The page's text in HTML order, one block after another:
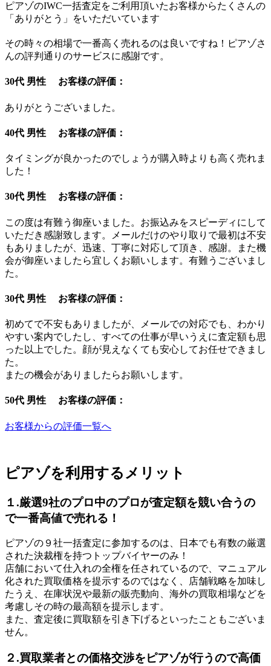
ピアゾのIWC一括査定をご利用頂いたお客様からたくさんの
「ありがとう」をいただいています
その時々の相場で一番高く売れるのは良いですね！ピアゾさ
んの評判通りのサービスに感謝です。
30代 男性 お客様の評価：
ありがとうございました。
40代 男性 お客様の評価：
タイミングが良かったのでしょうが購入時よりも高く売れま
した！
30代 男性 お客様の評価：
この度は有難う御座いました。お振込みをスピーディにして
いただき感謝致します。メールだけのやり取りで最初は不安
もありましたが、迅速、丁寧に対応して頂き、感謝。また機
会が御座いましたら宜しくお願いします。有難うございまし
た。
30代 男性 お客様の評価：
初めてで不安もありましたが、メールでの対応でも、わかり
やすい案内でしたし、すべての仕事が早いうえに査定額も思
った以上でした。顔が見えなくても安心してお任せできまし
た。
またの機会がありましたらお願いします。
50代 男性 お客様の評価：
お客様からの評価一覧へ
ピアゾを利用するメリット
１.厳選9社のプロ中のプロが査定額を競い合うの
で一番高値で売れる！
ピアゾの９社一括査定に参加するのは、日本でも有数の厳選
された決裁権を持つトップバイヤーのみ！
店舗において仕入れの全権を任されているので、マニュアル
化された買取価格を提示するのではなく、店舗戦略を加味し
たうえ、在庫状況や最新の販売動向、海外の買取相場などを
考慮しその時の最高額を提示します。
また、査定後に買取額を引き下げるといったこともございま
せん。
２.買取業者との価格交渉をピアゾが行うので高価